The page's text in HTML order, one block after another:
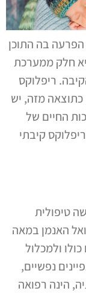
הפרעה בה התוכן
חלק ממערכת
ריפלוקס
כתוצאה מזה, יש
החיים של
קיבתי
טיפולית
האנמן במאה
כולו ולמכלול
נפשיים,
הינה רפואה